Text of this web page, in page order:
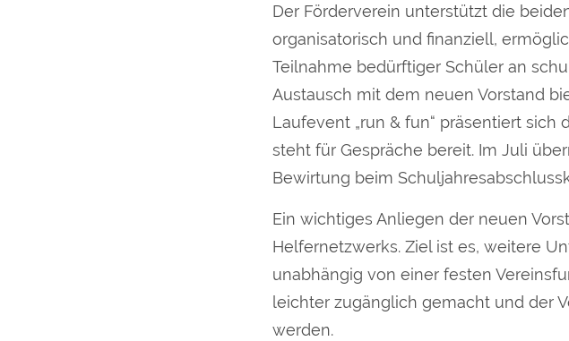
Der Förderverein unterstützt die
organisatorisch und finanziell,
Teilnahme bedürftiger Schüler an
Austausch mit dem neuen Vorstand
Laufevent „run & fun“ präsentiert
steht für Gespräche bereit. Im Juli
Bewirtung beim
Ein wichtiges Anliegen der neuen
Helfernetzwerks. Ziel ist es, weitere
unabhängig von einer festen
leichter zugänglich gemacht und der
werden.